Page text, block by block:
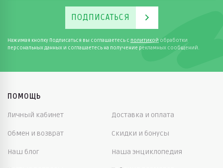
ПОДПИСАТЬСЯ
Нажимая кнопку Подписаться вы соглашаетесь с политикой обработки
персональных данных и соглашаетесь на получение рекламных сообщений.
ПОМОЩЬ
Личный кабинет Доставка и оплата
Обмен и возврат Скидки и бонусы
Наш блог Наша энциклопедия